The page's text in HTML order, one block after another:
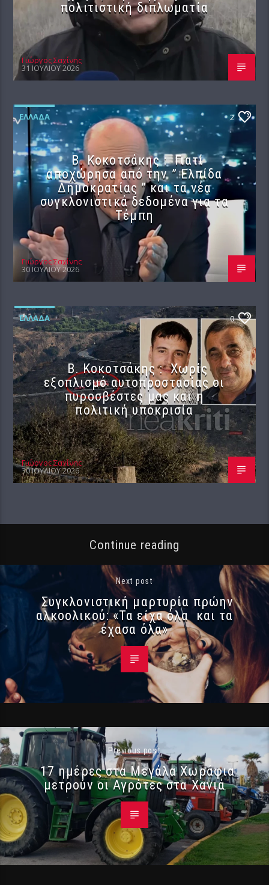
πολιτιστική διπλωματία
Γιώργος Σαχίνης
31 ΙΟΥΛΊΟΥ 2026
ΕΛΛΆΔΑ 2
Β. Κοκοτσάκης : Γιατί
αποχώρησα από την ” Ελπίδα
Δημοκρατίας ” και τα νέα
συγκλονιστικά δεδομένα για τα
Τέμπη
Γιώργος Σαχίνης
30 ΙΟΥΛΊΟΥ 2026
ΕΛΛΆΔΑ 0
Β. Κοκοτσάκης : Χωρίς
εξοπλισμό αυτοπροστασίας οι
πυροσβέστες μας και η
πολιτική υποκρισία
Γιώργος Σαχίνης
30 ΙΟΥΛΊΟΥ 2026
Continue reading
Next post
Συγκλονιστική μαρτυρία πρώην
αλκοολικού: «Τα είχα όλα και τα
έχασα όλα»
Previous post
17 ημέρες στα Μεγάλα Χωράφια
μετρούν οι Αγρότες στα Χανιά